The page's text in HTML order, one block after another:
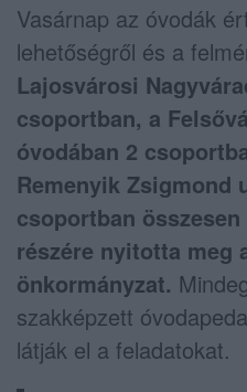
Vasárnap az óvodák
lehetőségről és a
Lajosvárosi
csoportban, a
óvodában 2
Remenyik Zsigmond
csoportban
részére nyitotta meg
önkormányzat.
szakképzett
látják el a feladatokat.